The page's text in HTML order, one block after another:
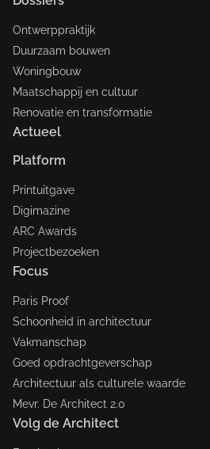
Ontwerppraktijk
Duurzaam bouwen
Woningbouw
Maatschappij en cultuur
Renovatie en transformatie
Actueel
Platform
Printuitgave
Digimazine
ARC Awards
Projectbezoeken
Focus
Paris Proof
Schoonheid in architectuur
Vakmanschap
Goed opdrachtgeverschap
Architectuur als culturele waarde
Mevr. De Architect 2.0
Volg de Architect